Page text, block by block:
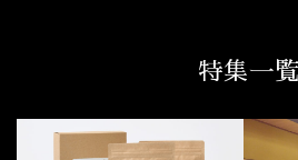
特集一覧